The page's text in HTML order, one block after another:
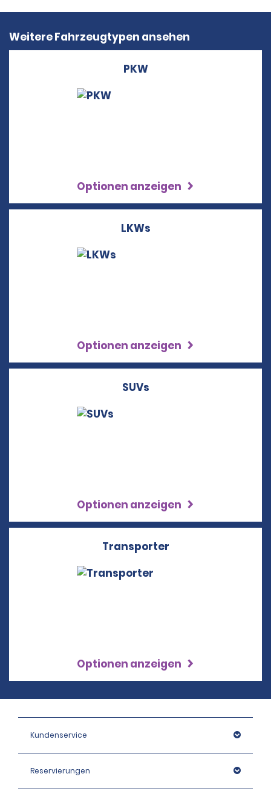
Weitere Fahrzeugtypen ansehen
PKW
Optionen anzeigen
LKWs
Optionen anzeigen
SUVs
Optionen anzeigen
Transporter
Optionen anzeigen
Kundenservice
Reservierungen